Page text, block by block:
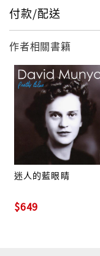
Records發行，
Gunter Pauler負
的銷售成績，從
巧的，他當年從軍
都在德國進行，不
中。
名為「大鞋」的
品，完全沒有大
面臨創作瓶頸？
必定會欣賞這次
持下，大衛孟洋把
鮑伯狄倫、尼爾楊
付款/配送
作者相關書籍
迷人的藍眼睛
$649